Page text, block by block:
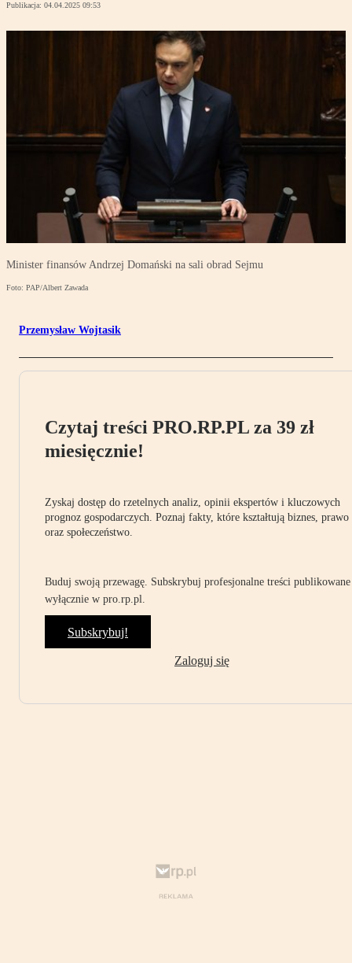
Publikacja: 04.04.2025 09:53
Minister finansów Andrzej Domański na sali obrad Sejmu
Foto: PAP/Albert Zawada
Przemysław Wojtasik
Czytaj treści PRO.RP.PL za 39 zł
miesięcznie!
Zyskaj dostęp do rzetelnych analiz, opinii ekspertów i kluczowych
prognoz gospodarczych. Poznaj fakty, które kształtują biznes, prawo
oraz społeczeństwo.
Buduj swoją przewagę. Subskrybuj profesjonalne treści publikowane
wyłącznie w pro.rp.pl.
Subskrybuj!
Zaloguj się